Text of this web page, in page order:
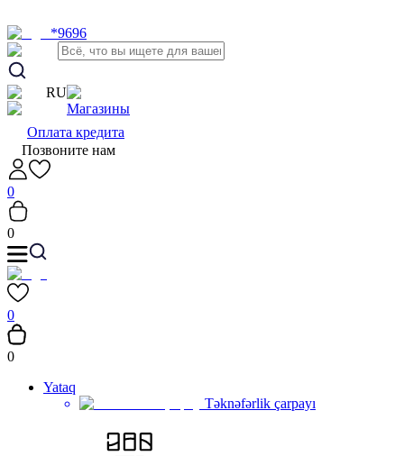
*9696
RU
Магазины
Оплата кредита
Позвоните нам
0
0
0
0
Yataq
Təknəfərlik çarpayı